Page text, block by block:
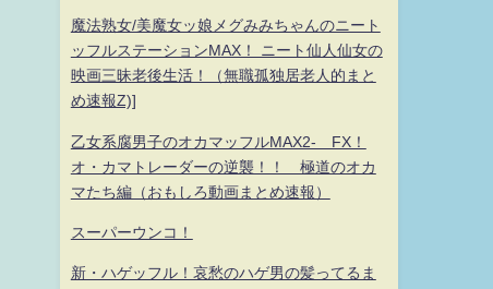
魔法熟女/美魔女ッ娘メグみみちゃんのニート
ッフルステーションMAX！ ニート仙人仙女の
映画三昧老後生活！（無職孤独居老人的まと
め速報Z)]
乙女系腐男子のオカマッフルMAX2- FX！
オ・カマトレーダーの逆襲！！ 極道のオカ
マたち編（おもしろ動画まとめ速報）
スーパーウンコ！
新・ハゲッフル！哀愁のハゲ男の髪ってるま